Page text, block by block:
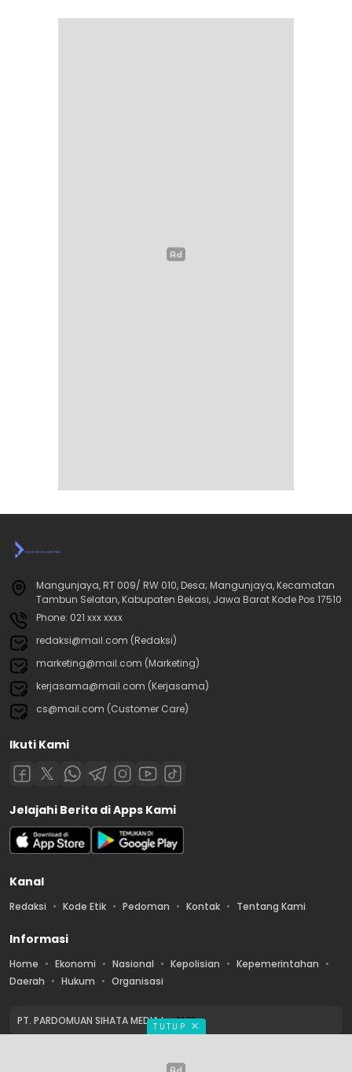
Mangunjaya, RT 009/ RW 010, Desa; Mangunjaya, Kecamatan
Tambun Selatan, Kabupaten Bekasi, Jawa Barat Kode Pos 17510
Phone: 021 xxx xxxx
redaksi@mail.com (Redaksi)
marketing@mail.com (Marketing)
kerjasama@mail.com (Kerjasama)
cs@mail.com (Customer Care)
Ikuti Kami
Jelajahi Berita di Apps Kami
Kanal
Redaksi Kode Etik Pedoman Kontak Tentang Kami
Informasi
Home Ekonomi Nasional Kepolisian
Kepemerintahan
Daerah
Hukum Organisasi
PT. PARDOMUAN SIHATA MEDIA byAMK
TUTUP